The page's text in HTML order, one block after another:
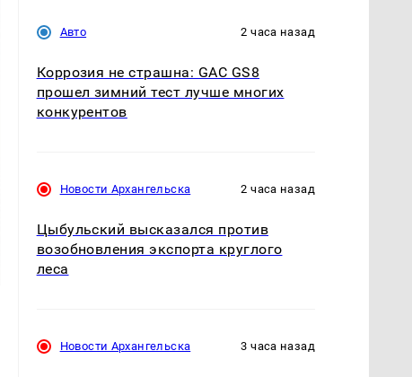
Авто 2 часа назад
Коррозия не страшна: GAC GS8
прошел зимний тест лучше многих
конкурентов
Новости Архангельска 2 часа назад
Цыбульский высказался против
возобновления экспорта круглого
леса
Новости Архангельска 3 часа назад